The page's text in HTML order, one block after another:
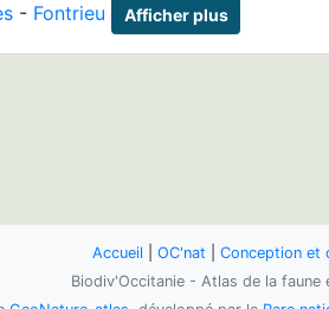
- Fontrieu Afficher plus
Accueil OC'nat Conception et
Biodiv'Occitanie - Atlas de la